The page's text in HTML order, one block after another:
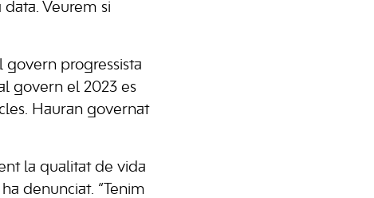
Veurem si
govern progressista
govern el 2023 es
Hauran governat
la qualitat de vida
denunciat. “Tenim